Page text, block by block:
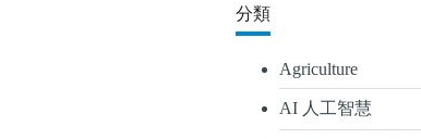
分類
Agriculture
AI 人工智慧